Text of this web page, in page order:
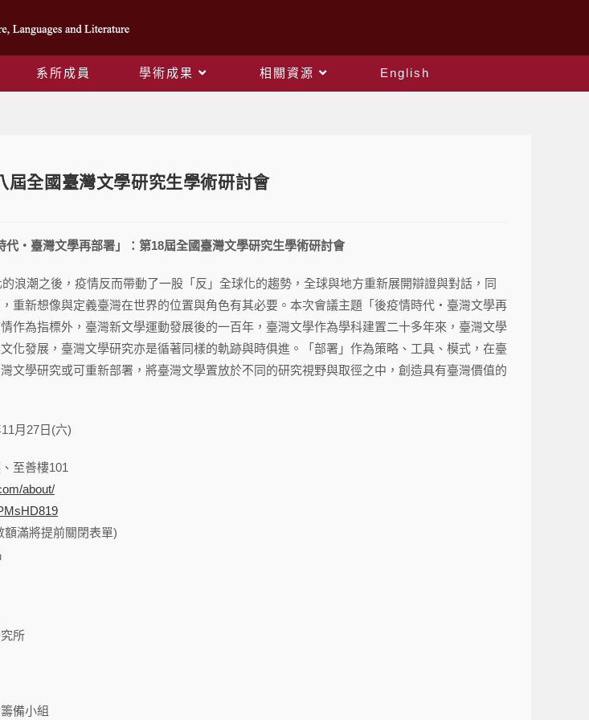
系所成員 學術成果 相關資源 English
屆全國臺灣文學研究生學術研討會
代・臺灣文學再部署」：第18屆全國臺灣文學研究生學術研討會
浪潮之後，疫情反而帶動了一股「反」全球化的趨勢，全球與地方重新展開辯證與對話，同
重新想像與定義臺灣在世界的位置與角色有其必要。本次會議主題「後疫情時代・臺灣文學再
作為指標外，臺灣新文學運動發展後的一百年，臺灣文學作為學科建置二十多年來，臺灣文學
化發展，臺灣文學研究亦是循著同樣的軌跡與時俱進。「部署」作為策略、工具、模式，在臺
文學研究或可重新部署，將臺灣文學置放於不同的研究視野與取徑之中，創造具有臺灣價值的
月27日(六)
至善樓101
about/
額滿將提前關閉表單)
所
備小組